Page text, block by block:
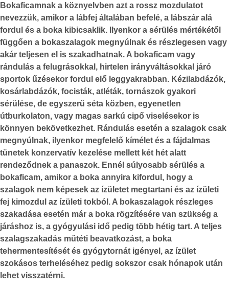
Bokaficamnak a köznyelvben azt a rossz mozdulatot
nevezzük, amikor a lábfej általában befelé, a lábszár alá
fordul és a boka kibicsaklik. Ilyenkor a sérülés mértékétől
függően a bokaszalagok megnyúlnak és részlegesen vagy
akár teljesen el is szakadhatnak. A bokaficam vagy
rándulás a felugrásokkal, hirtelen irányváltásokkal járó
sportok űzésekor fordul elő leggyakrabban. Kézilabdázók,
kosárlabdázók, focisták, atléták, tornászok gyakori
sérülése, de egyszerű séta közben, egyenetlen
útburkolaton, vagy magas sarkú cipő viselésekor is
könnyen bekövetkezhet. Rándulás esetén a szalagok csak
megnyúlnak, ilyenkor megfelelő kímélet és a fájdalmas
tünetek konzervatív kezelése mellett két hét alatt
rendeződnek a panaszok. Ennél súlyosabb sérülés a
bokaficam, amikor a boka annyira kifordul, hogy a
szalagok nem képesek az ízületet megtartani és az ízületi
fej kimozdul az ízületi tokból. A bokaszalagok részleges
szakadása esetén már a boka rögzítésére van szükség a
járáshoz is, a gyógyulási idő pedig több hétig tart. A teljes
szalagszakadás műtéti beavatkozást, a boka
tehermentesítését és gyógytornát igényel, az ízület
szokásos terheléséhez pedig sokszor csak hónapok után
lehet visszatérni.